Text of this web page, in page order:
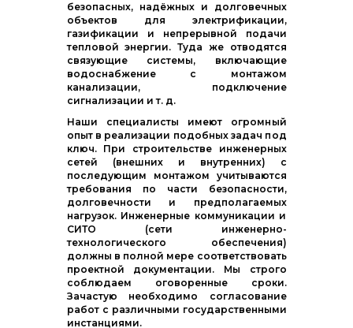
безопасных, надёжных и долговечных
объектов для электрификации,
газификации и непрерывной подачи
тепловой энергии. Туда же отводятся
связующие системы, включающие
водоснабжение с монтажом
канализации, подключение
сигнализации и т. д.
Наши специалисты имеют огромный
опыт в реализации подобных задач под
ключ. При строительстве инженерных
сетей (внешних и внутренних) с
последующим монтажом учитываются
требования по части безопасности,
долговечности и предполагаемых
нагрузок. Инженерные коммуникации и
СИТО (сети инженерно-
технологического обеспечения)
должны в полной мере соответствовать
проектной документации. Мы строго
соблюдаем оговоренные сроки.
Зачастую необходимо согласование
работ с различными государственными
инстанциями.